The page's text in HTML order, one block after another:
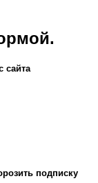
сайта
подписку